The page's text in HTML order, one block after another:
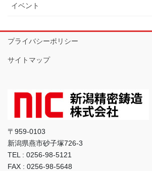
イベント
プライバシーポリシー
サイトマップ
〒959-0103
新潟県燕市砂子塚726-3
TEL : 0256-98-5121
FAX : 0256-98-5648